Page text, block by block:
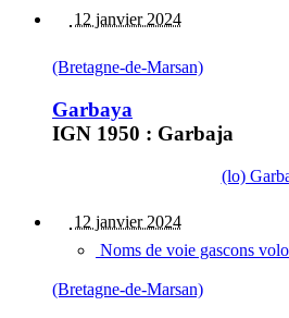
12 janvier 2024
(Bretagne-de-Marsan)
Garbaya
IGN 1950 : Garbaja
(lo)
12 janvier 2024
Noms de voie gascons
(Bretagne-de-Marsan)